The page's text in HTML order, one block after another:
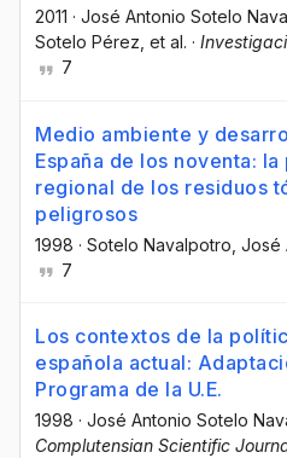
2011 · José Antonio Sotelo
Sotelo Pérez , et al. ·
7
Medio ambiente y
España de los noventa:
regional de los residuos
peligrosos
1998 · Sotelo Navalpotro, José
7
Los contextos de la
española actual:
Programa de la U.E.
1998 · José Antonio Sotelo
Complutensian Scientific